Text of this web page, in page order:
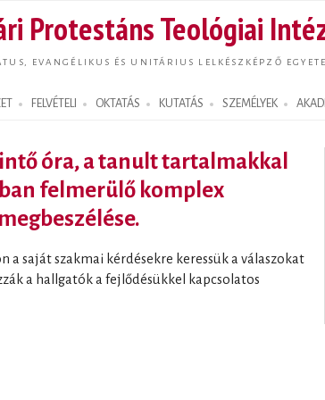
tartalomra
Protestáns Teológiai
EVANGÉLIKUS ÉS UNITÁRIUS LELKÉSZKÉPZŐ
FELVÉTELI OKTATÁS KUTATÁS SZEMÉLYEK
óra, a tanult tartalmakkal
felmerülő komplex
a saját szakmai kérdésekre keressük a válaszokat
a hallgatók a fejlődésükkel kapcsolatos